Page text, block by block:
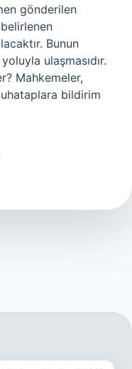
gönderilen
Bunun
ulaşmasıdır.
Mahkemeler,
bildirim